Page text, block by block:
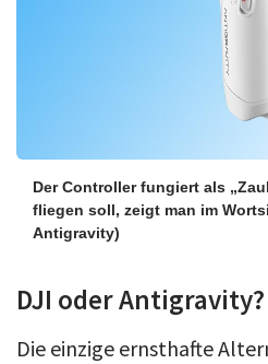
Der Controller fungiert als
fliegen soll, zeigt man im
Antigravity)
DJI oder Antigravity?
Die einzige ernsthafte